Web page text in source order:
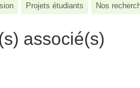
Projets étudiants Nos
associé(s)